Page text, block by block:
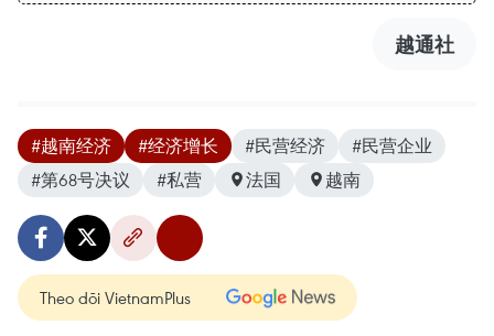
越通社
#越南经济 #经济增长 #民营经济
#民营企业
#第68号决议
#私营 法国 越南
Theo dõi VietnamPlus